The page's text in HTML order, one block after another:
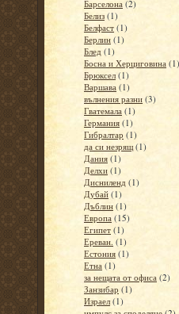
Барселона (2)
Белиз (1)
Белфаст (1)
Берлин (1)
Блед (1)
Босна и Херциговина (1)
Брюксел (1)
Варшава (1)
вълнения разни (3)
Гватемала (1)
Германия (1)
Гибралтар (1)
да си незрящ (1)
Дания (1)
Делхи (1)
Дисниленд (1)
Дубай (1)
Дъблин (1)
Европа (15)
Египет (1)
Ереван. (1)
Естония (1)
Етна (1)
за нещата от офиса (2)
Занзибар (1)
Израел (1)